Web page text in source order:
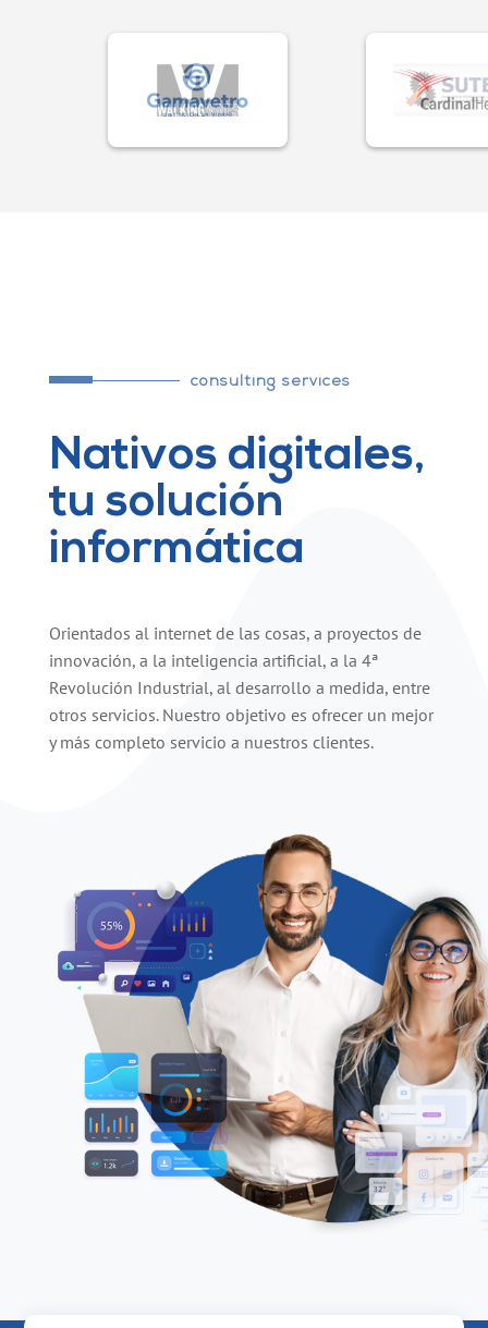
consulting services
Nativos digitales,
tu solución
informática
Orientados al internet de las cosas, a proyectos de
innovación, a la inteligencia artificial, a la 4ª
Revolución Industrial, al desarrollo a medida, entre
otros servicios. Nuestro objetivo es ofrecer un mejor
y más completo servicio a nuestros clientes.